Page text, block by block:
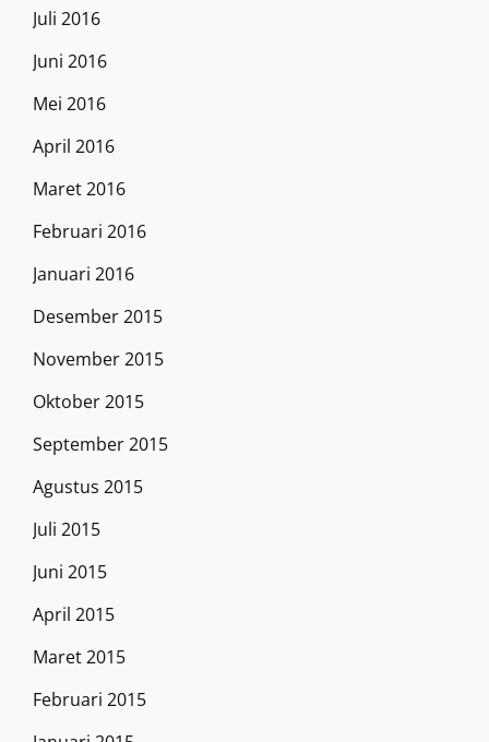
Juli 2016
Juni 2016
Mei 2016
April 2016
Maret 2016
Februari 2016
Januari 2016
Desember 2015
November 2015
Oktober 2015
September 2015
Agustus 2015
Juli 2015
Juni 2015
April 2015
Maret 2015
Februari 2015